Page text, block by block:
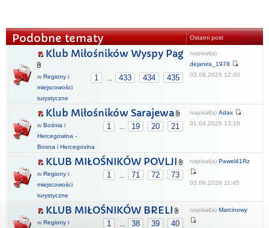
Podobne tematy Ostatni post
Klub Miłośników Wyspy Pag
1 433 434 435
w Regiony i
miejscowości
turystyczne
napisał(a)
dejanira_1978
03.08.2026 12:00
Klub Miłośników Sarajewa
1 19 20 21
w Bośnia i
Hercegowina -
Bosna i Hercegovina
napisał(a) Adax
01.04.2026 13:16
KLUB MIŁOŚNIKÓW POVLJI
1 71 72 73
w Regiony i
miejscowości
turystyczne
napisał(a) Pawel41Rz
03.06.2026 11:45
KLUB MIŁOŚNIKÓW BRELI
1 38 39 40
w Regiony i
napisał(a) Marcinowy